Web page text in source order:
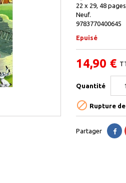
22 x 29, 48
Neuf.
9783770400645
Epuisé
14,90 €
Quantité
 Rupture
Partager